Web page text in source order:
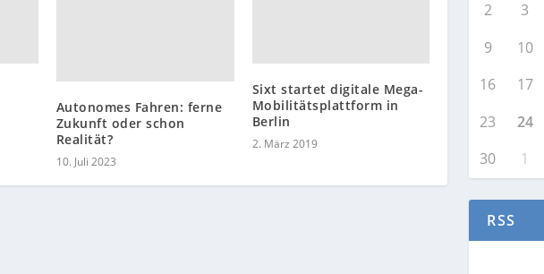
Autonomes Fahren: ferne
Zukunft oder schon
Realität?
10. Juli 2023
Sixt startet digitale Mega-
Mobilitätsplattform in
Berlin
2. März 2019
2
3
9
10
16
17
23
24
30
1
RSS